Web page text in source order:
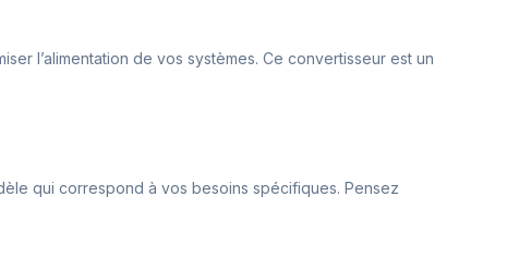
l’alimentation de vos systèmes. Ce convertisseur est un
qui correspond à vos besoins spécifiques. Pensez